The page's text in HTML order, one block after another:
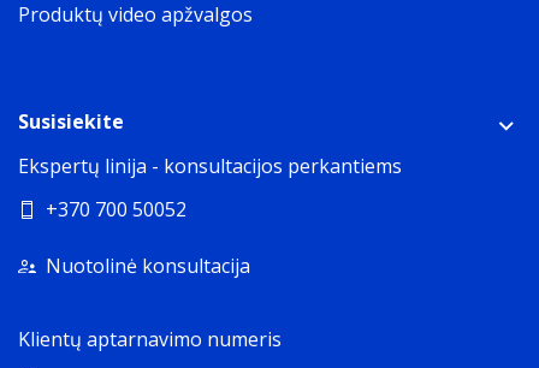
Produktų video apžvalgos
Susisiekite
Ekspertų linija - konsultacijos perkantiems
+370 700 50052
Nuotolinė konsultacija
Klientų aptarnavimo numeris